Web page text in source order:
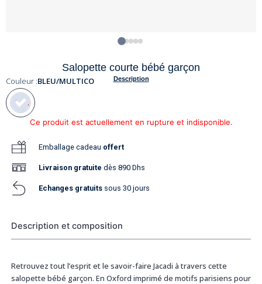
Salopette courte bébé garçon
Description
Couleur :BLEU/MULTICO
Ce produit est actuellement en rupture et indisponible.
Emballage cadeau offert
Livraison gratuite dès 890 Dhs
Echanges gratuits sous 30 jours
Description et composition
Retrouvez tout l’esprit et le savoir-faire Jacadi à travers cette
salopette bébé garçon. En Oxford imprimé de motifs parisiens pour